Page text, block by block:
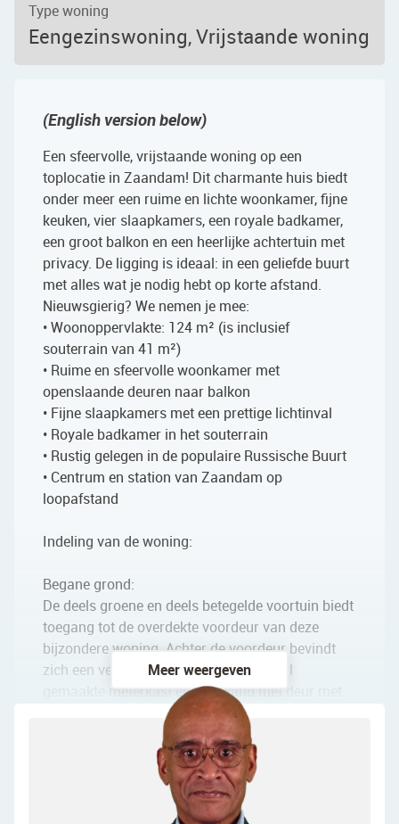
Type woning
Eengezinswoning, Vrijstaande woning
(English version below)
Een sfeervolle, vrijstaande woning op een
toplocatie in Zaandam! Dit charmante huis biedt
onder meer een ruime en lichte woonkamer, fijne
keuken, vier slaapkamers, een royale badkamer,
een groot balkon en een heerlijke achtertuin met
privacy. De ligging is ideaal: in een geliefde buurt
met alles wat je nodig hebt op korte afstand.
Nieuwsgierig? We nemen je mee:
• Woonoppervlakte: 124 m² (is inclusief
souterrain van 41 m²)
• Ruime en sfeervolle woonkamer met
openslaande deuren naar balkon
• Fijne slaapkamers met een prettige lichtinval
• Royale badkamer in het souterrain
• Rustig gelegen in de populaire Russische Buurt
• Centrum en station van Zaandam op
loopafstand
Indeling van de woning:
Begane grond:
De deels groene en deels betegelde voortuin biedt
toegang tot de overdekte voordeur van deze
bijzondere woning. Achter de voordeur bevindt
zich een vestibule met daarin een in stijl
gemaakte meterkast en een wand met deur met
prachtig geslepen glas. Via de tweede hal bereik
je de kelder, een toiletruimte met staand toilet, de
trap naar boven en de woonkamer.
De woonkamer ligt over de gehele lengte van het
huis en biedt daardoor veel ruimte. De kamer is
Meer weergeven